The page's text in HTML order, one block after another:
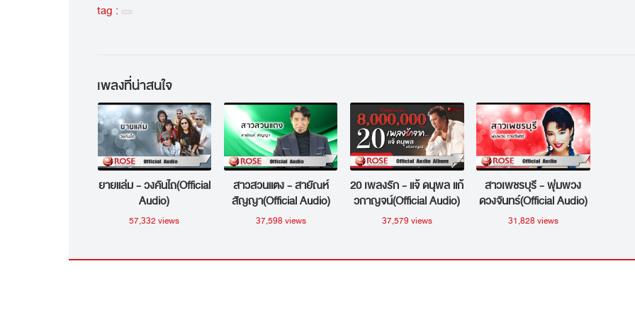
tag :
เพลงที่น่าสนใจ
ยายแล่ม - วงคันไถ(Official
Audio)
57,332 views
สาวสวนแตง - สายัณห์
สัญญา(Official Audio)
37,598 views
20 เพลงรัก - แจ้ ดนุพล แก้
วกาญจน์(Official Audio)
37,579 views
สาวเพชรบุรี - พุ่มพวง
ดวงจันทร์(Official Audio)
31,828 views